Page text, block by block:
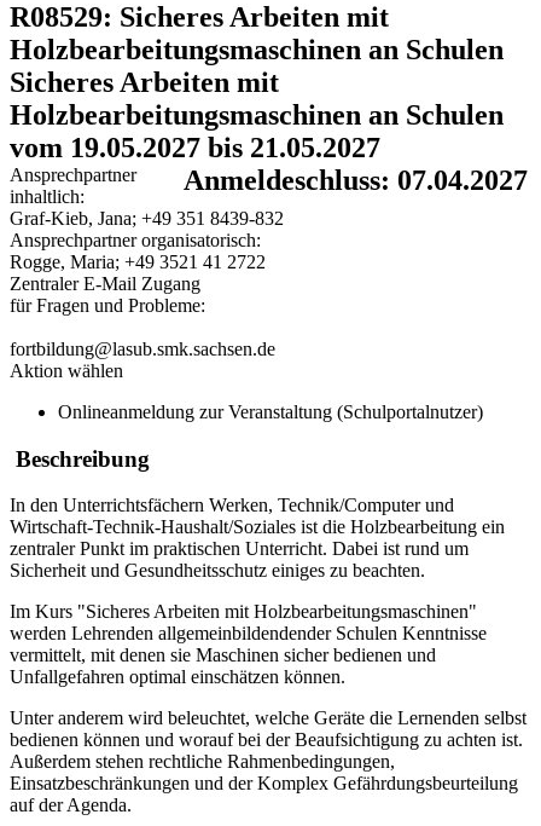
R08529: Sicheres Arbeiten mit
Holzbearbeitungsmaschinen an Schulen
Sicheres Arbeiten mit
Holzbearbeitungsmaschinen an Schulen
vom 19.05.2027 bis 21.05.2027
Anmeldeschluss: 07.04.2027
Ansprechpartner
inhaltlich:
Graf-Kieb, Jana; +49 351 8439-832
Ansprechpartner organisatorisch:
Rogge, Maria; +49 3521 41 2722
Zentraler E-Mail Zugang
für Fragen und Probleme:
fortbildung@lasub.smk.sachsen.de
Aktion wählen
Onlineanmeldung zur Veranstaltung (Schulportalnutzer)
Beschreibung
In den Unterrichtsfächern Werken, Technik/Computer und
Wirtschaft-Technik-Haushalt/Soziales ist die Holzbearbeitung ein
zentraler Punkt im praktischen Unterricht. Dabei ist rund um
Sicherheit und Gesundheitsschutz einiges zu beachten.
Im Kurs "Sicheres Arbeiten mit Holzbearbeitungsmaschinen"
werden Lehrenden allgemeinbildendender Schulen Kenntnisse
vermittelt, mit denen sie Maschinen sicher bedienen und
Unfallgefahren optimal einschätzen können.
Unter anderem wird beleuchtet, welche Geräte die Lernenden selbst
bedienen können und worauf bei der Beaufsichtigung zu achten ist.
Außerdem stehen rechtliche Rahmenbedingungen,
Einsatzbeschränkungen und der Komplex Gefährdungsbeurteilung
auf der Agenda.